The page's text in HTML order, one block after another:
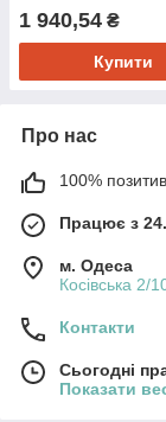
1 940,54 ₴
Купити
Про нас
100%
Працює з
м. Одеса
Косівська 2/
Контакти
Сьогодні
Показати